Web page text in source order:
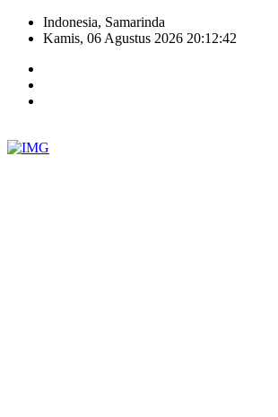
Indonesia, Samarinda
Kamis, 06 Agustus 2026 20:12:43